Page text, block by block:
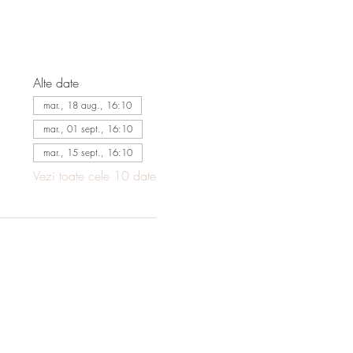
Alte date
mar., 18 aug., 16:10
mar., 01 sept., 16:10
mar., 15 sept., 16:10
Vezi toate cele 10 date